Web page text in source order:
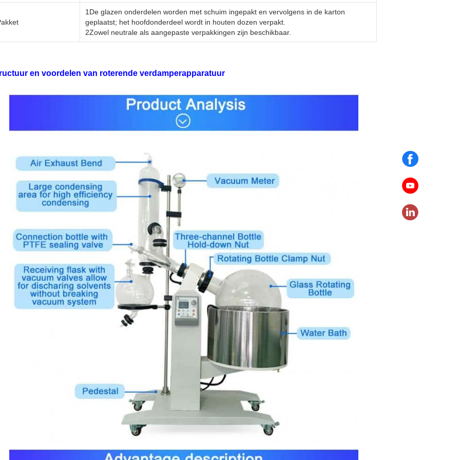
1De glazen onderdelen worden met schuim ingepakt en vervolgens in de karton
geplaatst; het hoofdonderdeel wordt in houten dozen verpakt.
2Zowel neutrale als aangepaste verpakkingen zijn beschikbaar.
en voordelen van roterende verdamperapparatuur